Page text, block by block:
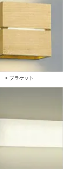
> ブラケット